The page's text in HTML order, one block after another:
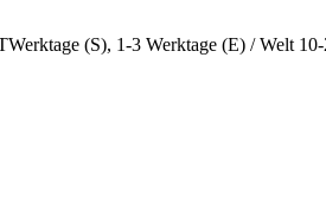
(S), 1-3 Werktage (E) / Welt